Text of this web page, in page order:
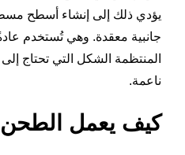
يؤدي ذلك إلى إنشاء أسطح
جانبية معقدة. وهي تُستخدم عادةً
المنتظمة الشكل التي تحتاج
ناعمة.
كيف يعمل الطحن